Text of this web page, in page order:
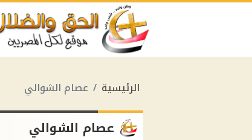
الرئيسية عصام الشوالي
عصام الشوالي